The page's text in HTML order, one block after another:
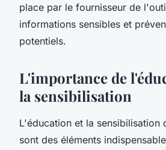
place par le fournisseur de
informations sensibles et
potentiels.
L'importance de
la sensibilisation
L'éducation et la sensibilisation
sont des éléments